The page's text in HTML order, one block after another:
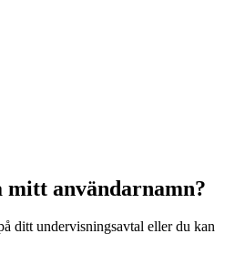
användarnamn?
ditt undervisningsavtal eller du kan